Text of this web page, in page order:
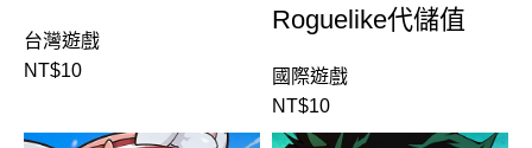
台灣遊戲
NT$10
Roguelike代儲值
國際遊戲
NT$10